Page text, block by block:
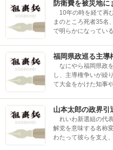
防衛費を被災地に
10年の時を経て再
まのところ死者35名
で明らかになってい
福岡県政巡る主導
なにやら福岡県政
し、主導権争いが繰
て大金をかけた知事
山本太郎の政界引
れいわ新選組の代
解党を意味する名称
わたって彼らを支え